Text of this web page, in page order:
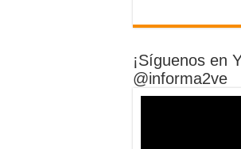
¡Síguenos en
@informa2ve